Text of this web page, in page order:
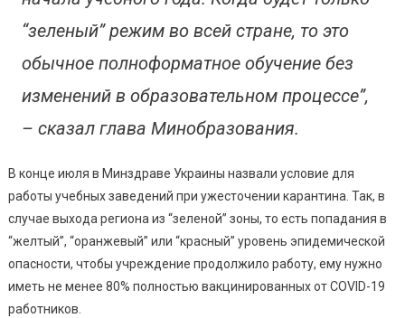
“зеленый” режим во всей стране, то это
обычное полноформатное обучение без
изменений в образовательном процессе”,
– сказал глава Минобразования.
В конце июля в Минздраве Украины назвали условие для
работы учебных заведений при ужесточении карантина. Так, в
случае выхода региона из “зеленой” зоны, то есть попадания в
“желтый”, “оранжевый” или “красный” уровень эпидемической
опасности, чтобы учреждение продолжило работу, ему нужно
иметь не менее 80% полностью вакцинированных от COVID-19
работников.